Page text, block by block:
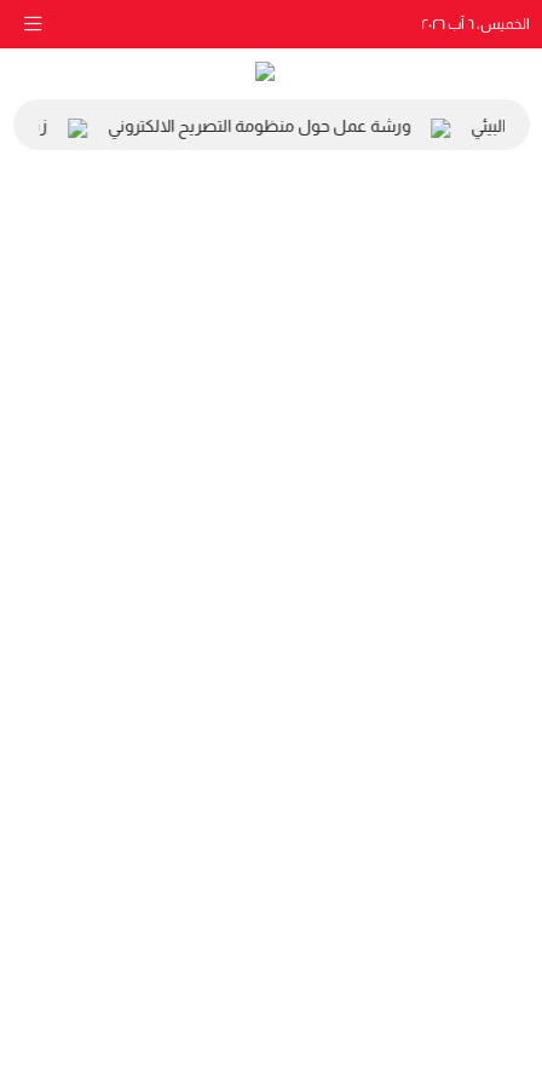
الخميس، ٦ آب ٢٠٢٦
والبيئي ورشة عمل حول منظومة التصريح الالكتروني زيارة